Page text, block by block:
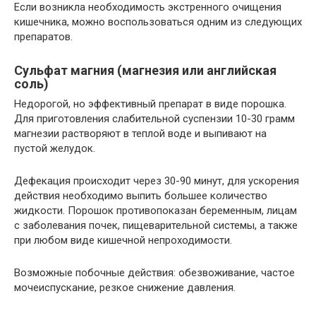
Если возникла необходимость экстренного очищения
кишечника, можно воспользоваться одним из следующих
препаратов.
Сульфат магния (магнезия или английская
соль)
Недорогой, но эффективный препарат в виде порошка.
Для приготовления слабительной суспензии 10-30 грамм
магнезии растворяют в теплой воде и выпивают на
пустой желудок.
Дефекация происходит через 30-90 минут, для ускорения
действия необходимо выпить большее количество
жидкости. Порошок противопоказан беременным, лицам
с заболевания почек, пищеварительной системы, а также
при любом виде кишечной непроходимости.
Возможные побочные действия: обезвоживание, частое
мочеиспускание, резкое снижение давления.